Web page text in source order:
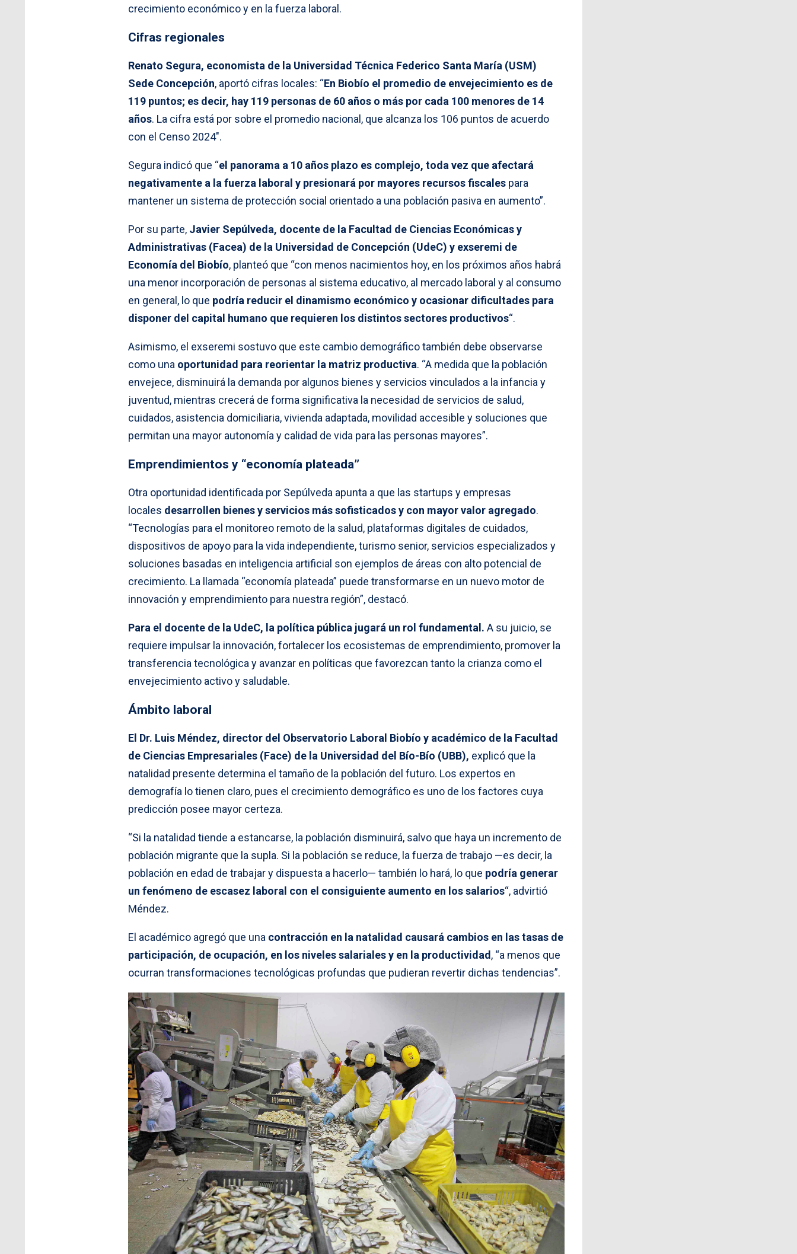
crecimiento económico y en la fuerza laboral.
Cifras regionales
Renato Segura, economista de la Universidad Técnica Federico Santa María (USM)
Sede Concepción, aportó cifras locales: “En Biobío el promedio de envejecimiento es de
119 puntos; es decir, hay 119 personas de 60 años o más por cada 100 menores de 14
años. La cifra está por sobre el promedio nacional, que alcanza los 106 puntos de acuerdo
con el Censo 2024″.
Segura indicó que “el panorama a 10 años plazo es complejo, toda vez que afectará
negativamente a la fuerza laboral y presionará por mayores recursos fiscales para
mantener un sistema de protección social orientado a una población pasiva en aumento”.
Por su parte, Javier Sepúlveda, docente de la Facultad de Ciencias Económicas y
Administrativas (Facea) de la Universidad de Concepción (UdeC) y exseremi de
Economía del Biobío, planteó que “con menos nacimientos hoy, en los próximos años habrá
una menor incorporación de personas al sistema educativo, al mercado laboral y al consumo
en general, lo que podría reducir el dinamismo económico y ocasionar dificultades para
disponer del capital humano que requieren los distintos sectores productivos“.
Asimismo, el exseremi sostuvo que este cambio demográfico también debe observarse
como una oportunidad para reorientar la matriz productiva. “A medida que la población
envejece, disminuirá la demanda por algunos bienes y servicios vinculados a la infancia y
juventud, mientras crecerá de forma significativa la necesidad de servicios de salud,
cuidados, asistencia domiciliaria, vivienda adaptada, movilidad accesible y soluciones que
permitan una mayor autonomía y calidad de vida para las personas mayores”.
Emprendimientos y “economía plateada”
Otra oportunidad identificada por Sepúlveda apunta a que las startups y empresas
locales desarrollen bienes y servicios más sofisticados y con mayor valor agregado.
“Tecnologías para el monitoreo remoto de la salud, plataformas digitales de cuidados,
dispositivos de apoyo para la vida independiente, turismo senior, servicios especializados y
soluciones basadas en inteligencia artificial son ejemplos de áreas con alto potencial de
crecimiento. La llamada “economía plateada” puede transformarse en un nuevo motor de
innovación y emprendimiento para nuestra región”, destacó.
Para el docente de la UdeC, la política pública jugará un rol fundamental. A su juicio, se
requiere impulsar la innovación, fortalecer los ecosistemas de emprendimiento, promover la
transferencia tecnológica y avanzar en políticas que favorezcan tanto la crianza como el
envejecimiento activo y saludable.
Ámbito laboral
El Dr. Luis Méndez, director del Observatorio Laboral Biobío y académico de la Facultad
de Ciencias Empresariales (Face) de la Universidad del Bío-Bío (UBB), explicó que la
natalidad presente determina el tamaño de la población del futuro. Los expertos en
demografía lo tienen claro, pues el crecimiento demográfico es uno de los factores cuya
predicción posee mayor certeza.
“Si la natalidad tiende a estancarse, la población disminuirá, salvo que haya un incremento de
población migrante que la supla. Si la población se reduce, la fuerza de trabajo —es decir, la
población en edad de trabajar y dispuesta a hacerlo— también lo hará, lo que podría generar
un fenómeno de escasez laboral con el consiguiente aumento en los salarios“, advirtió
Méndez.
El académico agregó que una contracción en la natalidad causará cambios en las tasas de
participación, de ocupación, en los niveles salariales y en la productividad , “a menos que
ocurran transformaciones tecnológicas profundas que pudieran revertir dichas tendencias”.